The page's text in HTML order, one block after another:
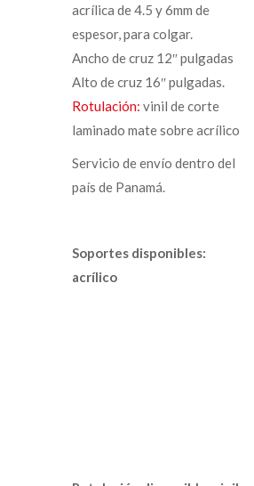
acrílica de 4.5 y 6mm de
espesor, para colgar.
Ancho de cruz 12″ pulgadas
Alto de cruz 16″ pulgadas.
Rotulación: vinil de corte
laminado mate sobre acrílico
Servicio de envío dentro del
país de Panamá.
Soportes disponibles:
acrílico